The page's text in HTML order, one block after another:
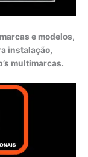
e modelos,
instalação,
multimarcas.